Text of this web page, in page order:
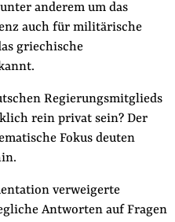
anderem um das
auch für militärische
griechische
Regierungsmitglieds
rein privat sein? Der
Fokus deuten
verweigerte
Antworten auf Fragen